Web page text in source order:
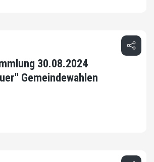
30.08.2024
Gemeindewahlen